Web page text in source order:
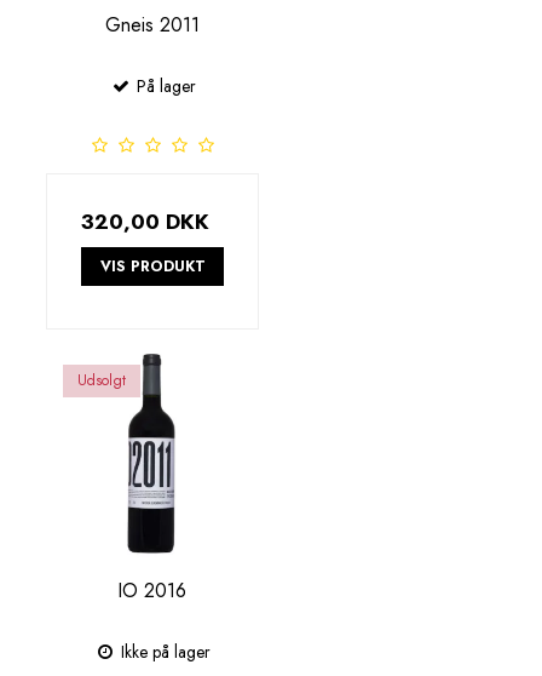
Gneis 2011
På lager
320,00 DKK
VIS PRODUKT
Udsolgt
IO 2016
Ikke på lager